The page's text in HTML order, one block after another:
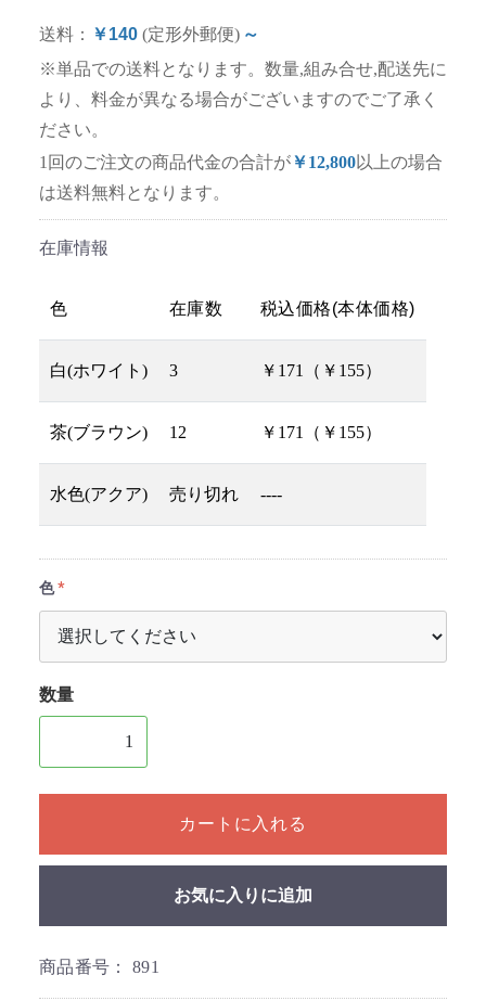
送料： ￥140 (定形外郵便) ～
※単品での送料となります。数量,組み合せ,配送先に
より、料金が異なる場合がございますのでご了承く
ださい。
1回のご注文の商品代金の合計が￥12,800以上の場合
は送料無料となります。
在庫情報
色 在庫数 税込価格(本体価格)
白(ホワイト) 3 ￥171（￥155）
茶(ブラウン) 12 ￥171（￥155）
水色(アクア) 売り切れ ----
色
数量
1個以上の数量を入力してください
カートに入れる
お気に入りに追加
商品番号： 891